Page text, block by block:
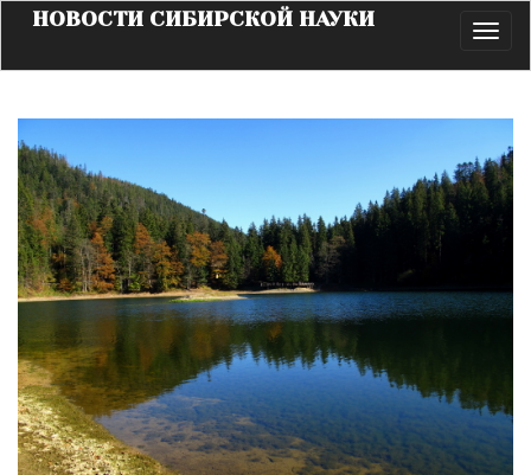
НОВОСТИ СИБИРСКОЙ НАУКИ